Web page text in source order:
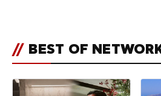
// BEST OF